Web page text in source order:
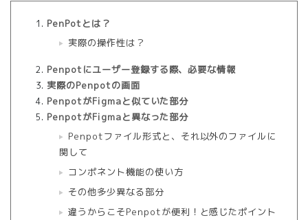
PenPotとは？
実際の操作性は？
Penpotにユーザー登録する際、必要な情報
実際のPenpotの画面
PenpotがFigmaと似ていた部分
PenpotがFigmaと異なった部分
Penpotファイル形式と、それ以外のファイルに
関して
コンポネント機能の使い方
その他多少異なる部分
違うからこそPenpotが便利！と感じたポイント